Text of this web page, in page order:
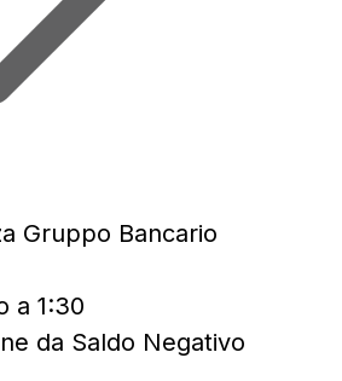
Gruppo Bancario
a 1:30
da Saldo Negativo